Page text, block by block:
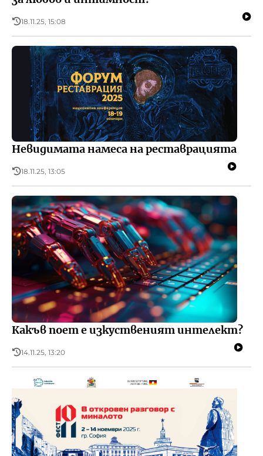
18.11.25, 15:08
Невидимата намеса на реставрацията
18.11.25, 13:05
Какъв поет е изкуственият интелект?
14.11.25, 13:20